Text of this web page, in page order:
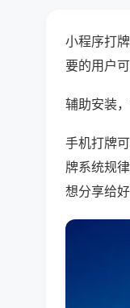
小程序打
要的用户
辅助安装
手机打牌
牌系统规
想分享给